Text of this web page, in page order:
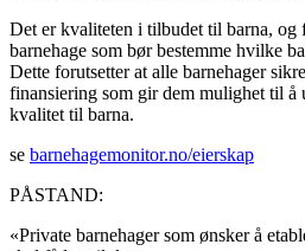
Det er kvaliteten i tilbudet til barna, og
barnehage som bør bestemme hvilke
Dette forutsetter at alle barnehager
finansiering som gir dem mulighet til
kvalitet til barna.
se barnehagemonitor.no/eierskap
PÅSTAND:
«Private barnehager som ønsker å